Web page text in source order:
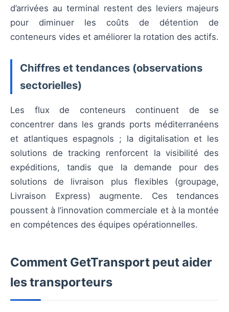
d’arrivées au terminal restent des leviers majeurs
pour diminuer les coûts de détention de
conteneurs vides et améliorer la rotation des actifs.
Chiffres et tendances (observations
sectorielles)
Les flux de conteneurs continuent de se
concentrer dans les grands ports méditerranéens
et atlantiques espagnols ; la digitalisation et les
solutions de tracking renforcent la visibilité des
expéditions, tandis que la demande pour des
solutions de livraison plus flexibles (groupage,
Livraison Express) augmente. Ces tendances
poussent à l’innovation commerciale et à la montée
en compétences des équipes opérationnelles.
Comment GetTransport peut aider
les transporteurs